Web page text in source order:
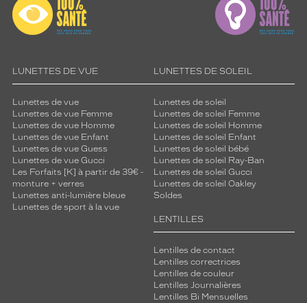
LUNETTES DE VUE
Lunettes de vue
Lunettes de vue Femme
Lunettes de vue Homme
Lunettes de vue Enfant
Lunettes de vue Guess
Lunettes de vue Gucci
Les Forfaits [K] à partir de 39€ -
monture + verres
Lunettes anti-lumière bleue
Lunettes de sport à la vue
LUNETTES DE SOLEIL
Lunettes de soleil
Lunettes de soleil Femme
Lunettes de soleil Homme
Lunettes de soleil Enfant
Lunettes de soleil bébé
Lunettes de soleil Ray-Ban
Lunettes de soleil Gucci
Lunettes de soleil Oakley
Soldes
LENTILLES
Lentilles de contact
Lentilles correctrices
Lentilles de couleur
Lentilles Journalières
Lentilles Bi Mensuelles